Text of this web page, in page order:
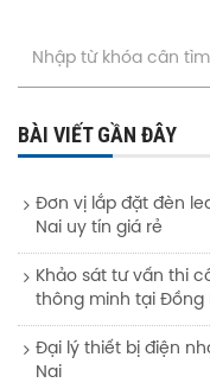
BÀI VIẾT GẦN ĐÂY
Đơn vị lắp đặt đèn
Nai uy tín giá rẻ
Khảo sát tư vấn thi
thông minh tại Đồng
Đại lý thiết bị điện
Nai